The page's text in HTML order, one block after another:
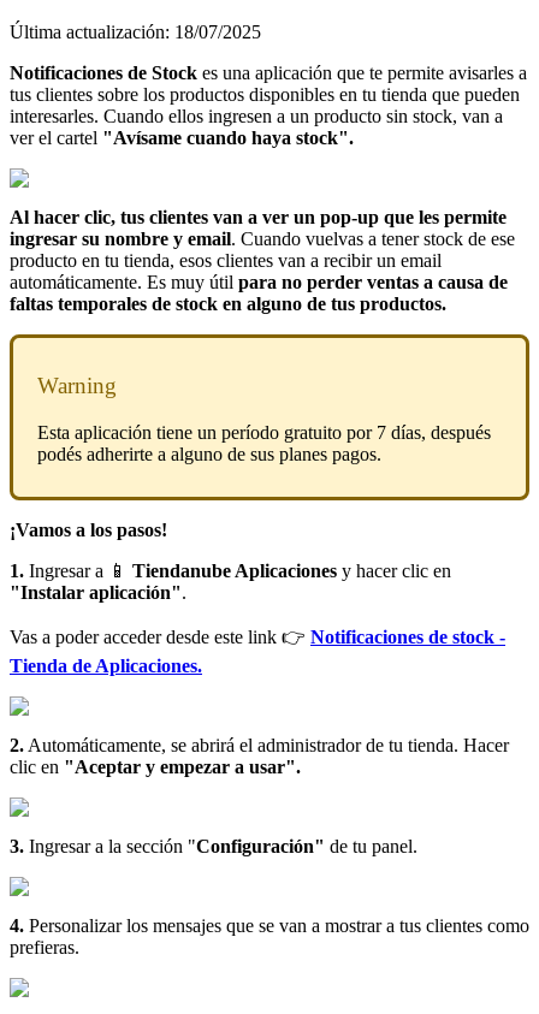
Última actualización: 18/07/2025
Notificaciones de Stock es una aplicación que te permite avisarles a
tus clientes sobre los productos disponibles en tu tienda que pueden
interesarles. Cuando ellos ingresen a un producto sin stock, van a
ver el cartel "Avísame cuando haya stock".
Al hacer clic, tus clientes van a ver un pop-up que les permite
ingresar su nombre y email. Cuando vuelvas a tener stock de ese
producto en tu tienda, esos clientes van a recibir un email
automáticamente. Es muy útil para no perder ventas a causa de
faltas temporales de stock en alguno de tus productos.
Warning
Esta aplicación tiene un período gratuito por 7 días, después
podés adherirte a alguno de sus planes pagos.
¡Vamos a los pasos!
1. Ingresar a 📱 Tiendanube Aplicaciones y hacer clic en
"Instalar aplicación".
Vas a poder acceder desde este link 👉 Notificaciones de stock -
Tienda de Aplicaciones.
2. Automáticamente, se abrirá el administrador de tu tienda. Hacer
clic en "Aceptar y empezar a usar".
3. Ingresar a la sección "Configuración" de tu panel.
4. Personalizar los mensajes que se van a mostrar a tus clientes como
prefieras.